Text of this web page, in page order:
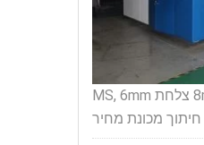
1000 וואט לייזר חותך 8mm צלחת MS, 6mm